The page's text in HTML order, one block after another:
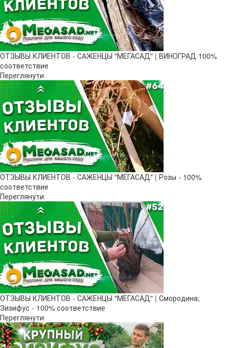
ОТЗЫВЫ КЛИЕНТОВ - САЖЕНЦЫ "МЕГАСАД" | ВИНОГРАД 100%
соответствие
Переглянути
ОТЗЫВЫ КЛИЕНТОВ - САЖЕНЦЫ "МЕГАСАД" | Розы - 100%
соответствие
Переглянути
ОТЗЫВЫ КЛИЕНТОВ - САЖЕНЦЫ "МЕГАСАД" | Смородина,
Зизифус - 100% соответствие
Переглянути